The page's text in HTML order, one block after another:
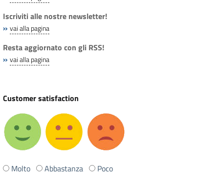
Iscriviti alle nostre newsletter!
» vai alla pagina
Resta aggiornato con gli RSS!
» vai alla pagina
Customer satisfaction
Ti Molto Abbastanza
Poco